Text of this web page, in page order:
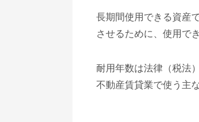
長期間使用できる資産
させるために、使用で
耐用年数は法律（税法
不動産賃貸業で使う主